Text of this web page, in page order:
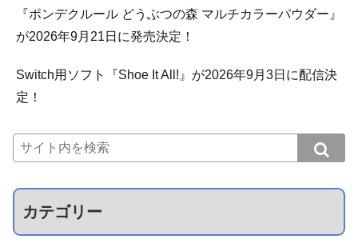
『ポンデクルール どうぶつの森 マルチカラーパウダー』
が2026年9月21日に発売決定！
Switch用ソフト『Shoe It All!』が2026年9月3日に配信決
定！
カテゴリー